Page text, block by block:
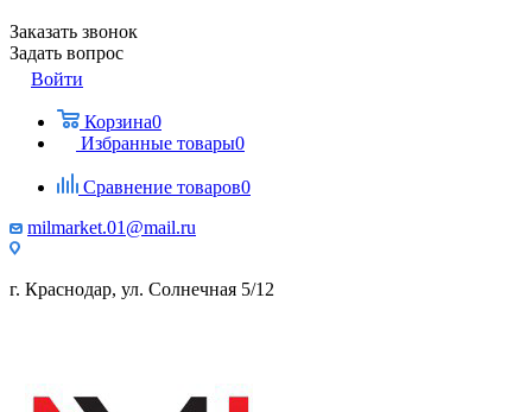
Заказать звонок
Задать вопрос
Войти
Корзина0
Избранные товары0
Сравнение товаров0
milmarket.01@mail.ru
г. Краснодар, ул. Солнечная 5/12